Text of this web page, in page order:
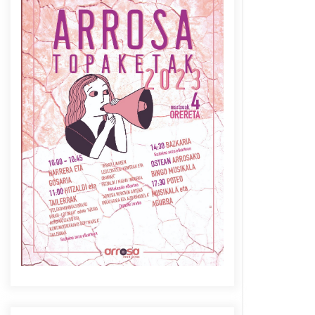
Azaroak 6 Iurretan Arrosa
sarearen IX. topaketak
2021/10/04
Berria egunkarian
elkarrizketa Arrosaren 20
urteez
2021/07/06
Arrosaren laburpen bideoa
Hamaika Telebistaren eskutik
2021/06/30